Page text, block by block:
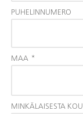
PUHELINNUMERO
MAA *
MINKÄLAISESTA